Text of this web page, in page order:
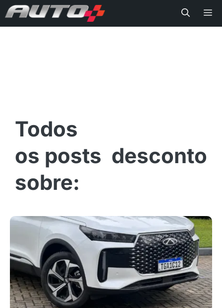
desconto